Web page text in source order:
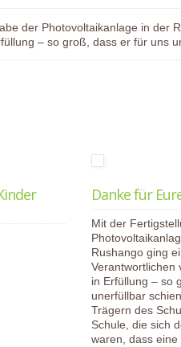
der Photovoltaikanlage in der
– so groß, dass er für uns
Danke für
Mit der
Rushango ging
Verantwortlichen
in Erfüllung – so
unerfüllbar
Trägern des
Schule, die sich
waren, dass